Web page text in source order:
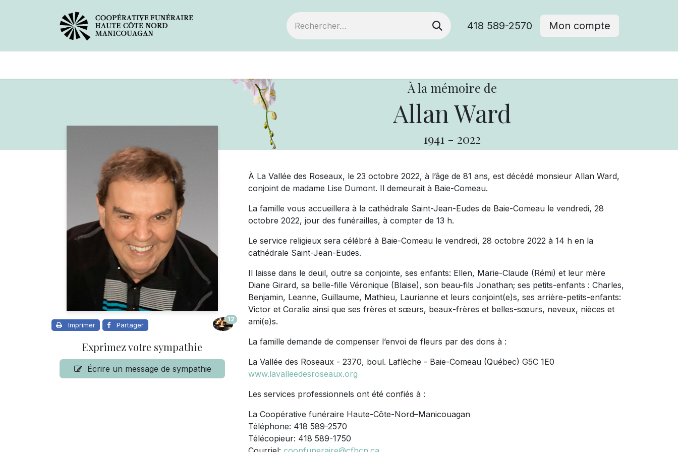
418 589-2570 Mon compte
À la mémoire de
Allan Ward
1941 - 2022
Imprimer Partager
12
Exprimez votre sympathie
Écrire un message de sympathie
À La Vallée des Roseaux, le 23 octobre 2022, à l’âge de 81 ans, est décédé monsieur Allan Ward,
conjoint de madame Lise Dumont. Il demeurait à Baie-Comeau.
La famille vous accueillera à la cathédrale Saint-Jean-Eudes de Baie-Comeau le vendredi, 28
octobre 2022, jour des funérailles, à compter de 13 h.
Le service religieux sera célébré à Baie-Comeau le vendredi, 28 octobre 2022 à 14 h en la
cathédrale Saint-Jean-Eudes.
Il laisse dans le deuil, outre sa conjointe, ses enfants: Ellen, Marie-Claude (Rémi) et leur mère
Diane Girard, sa belle-fille Véronique (Blaise), son beau-fils Jonathan; ses petits-enfants : Charles,
Benjamin, Leanne, Guillaume, Mathieu, Laurianne et leurs conjoint(e)s, ses arrière-petits-enfants:
Victor et Coralie ainsi que ses frères et sœurs, beaux-frères et belles-sœurs, neveux, nièces et
ami(e)s.
La famille demande de compenser l’envoi de fleurs par des dons à :
La Vallée des Roseaux - 2370, boul. Laflèche - Baie-Comeau (Québec) G5C 1E0
www.lavalleedesroseaux.org
Les services professionnels ont été confiés à :
La Coopérative funéraire Haute-Côte-Nord–Manicouagan
Téléphone: 418 589-2570
Télécopieur: 418 589-1750